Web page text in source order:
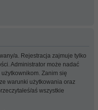
a. Rejestracja zajmuje tylko
Administrator może nadać
Zanim się
warunki użytkowania oraz
aś wszystkie